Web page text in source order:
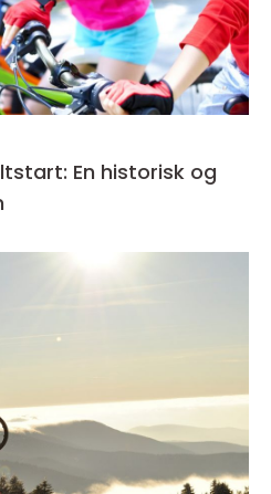
En historisk og